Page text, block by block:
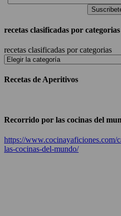
recetas clasificadas por categorias
recetas clasificadas por categorias
Recetas de Aperitivos
Recorrido por las cocinas del
https://www.cocinayaficiones.com/
las-cocinas-del-mundo/